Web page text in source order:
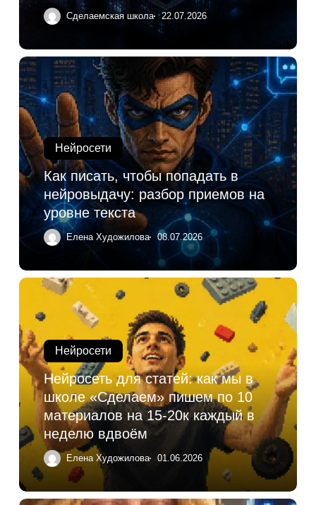
Сделаемская школа 22.07.2026
Нейросети
Как писать, чтобы попадать в
нейровыдачу: разбор приемов на
уровне текста
Елена Художилова 08.07.2026
Нейросети
Нейросеть для статей: как мы в
школе «Сделаем» пишем по 10
материалов на 15-20к каждый в
неделю вдвоём
Елена Художилова 01.06.2026